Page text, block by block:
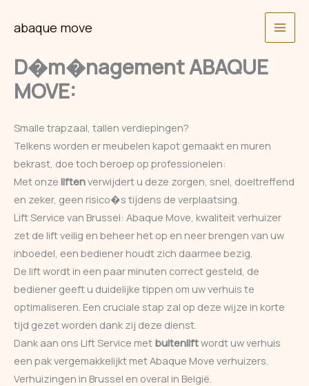
abaque move
D�m�nagement ABAQUE
MOVE:
Smalle trapzaal, tallen verdiepingen?
Telkens worden er meubelen kapot gemaakt en muren
bekrast, doe toch beroep op professionelen:
Met onze liftenverwijdert u deze zorgen, snel, doeltreffend
en zeker, geen risico�s tijdens de verplaatsing.
Lift Service van Brussel: Abaque Move, kwaliteit verhuizer
zet de lift veilig en beheer het op en neer brengen van uw
inboedel, een bediener houdt zich daarmee bezig.
De lift wordt in een paar minuten correct gesteld, de
bediener geeft u duidelijke tippen om uw verhuis te
optimaliseren. Een cruciale stap zal op deze wijze in korte
tijd gezet worden dank zij deze dienst.
Dank aan ons Lift Service met buitenliftwordt uw verhuis
een pak vergemakkelijkt met Abaque Move verhuizers.
Verhuizingen in Brussel en overal in België.